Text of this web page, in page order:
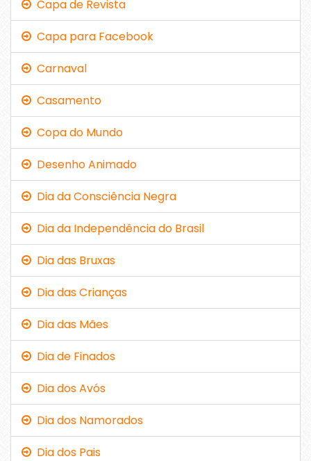
Capa de Revista
Capa para Facebook
Carnaval
Casamento
Copa do Mundo
Desenho Animado
Dia da Consciência Negra
Dia da Independência do Brasil
Dia das Bruxas
Dia das Crianças
Dia das Mães
Dia de Finados
Dia dos Avós
Dia dos Namorados
Dia dos Pais